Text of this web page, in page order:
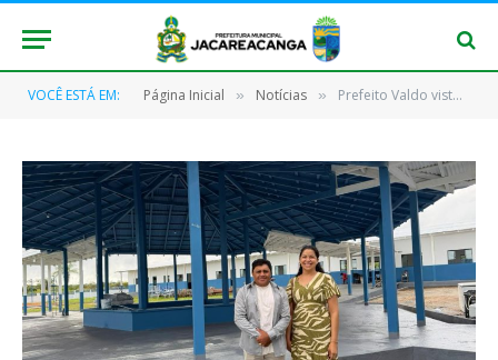
VOCÊ ESTÁ EM: Página Inicial » Notícias » Prefeito Valdo vistoria obra de escola na aldeia Karapanatuba no Dia do Trabalhador